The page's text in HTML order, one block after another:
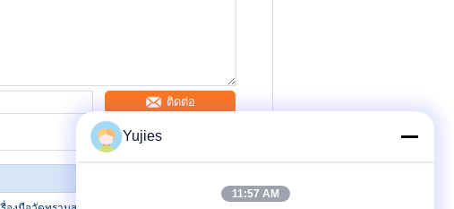
ติดต่อ
Yujies
11:57 AM